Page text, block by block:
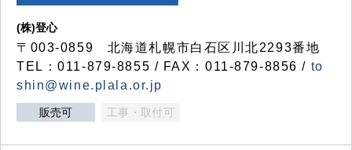
(株)登心
〒003-0859 北海道札幌市白石区川北2293番地
TEL：011-879-8855 / FAX：011-879-8856 / to
shin@wine.plala.or.jp
販売可 工事・取付可